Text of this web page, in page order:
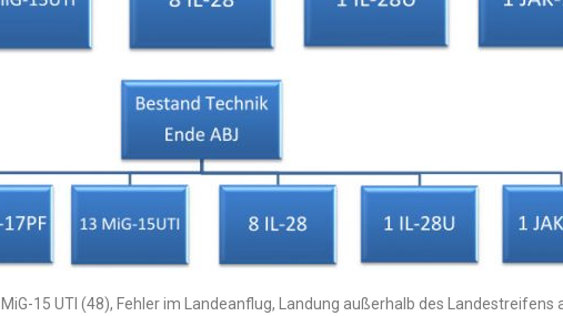
MiG-15 UTI (48), Fehler im Landeanflug, Landung außerhalb des